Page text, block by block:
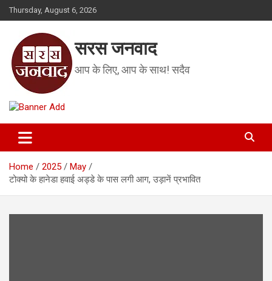
Skip
to
Thursday, August 6, 2026
सरस जनवाद
आप के लिए, आप के साथ! सदैव
Home 2025
May
टोक्यो के हानेडा हवाई अड्डे के पास लगी आग, उड़ानें प्रभावित